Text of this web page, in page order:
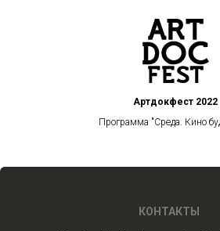
Артдокфест 2022
Программа "Среда. Кино
КОНТАКТЫ